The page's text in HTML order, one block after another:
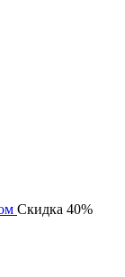
Скидка 40%